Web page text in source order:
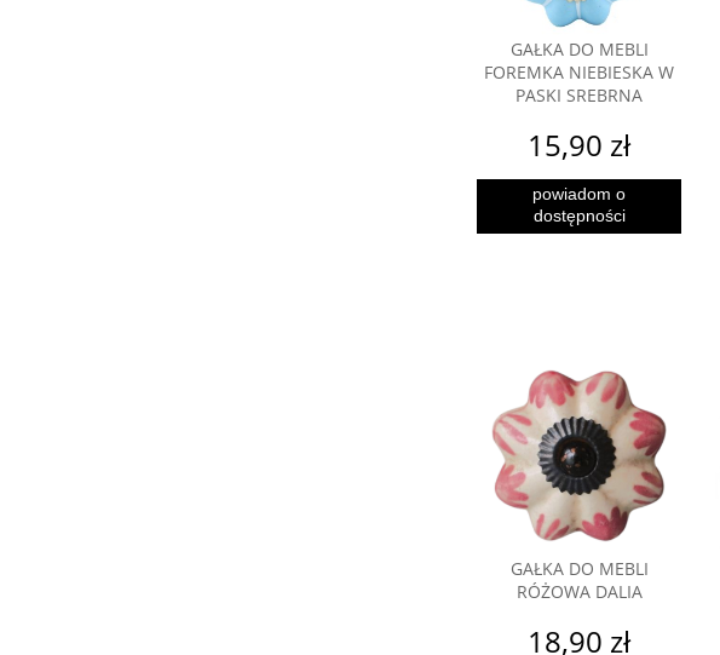
GAŁKA DO MEBLI
FOREMKA NIEBIESKA W
PASKI SREBRNA
15,90 zł
powiadom o
dostępności
GAŁKA DO MEBLI
RÓŻOWA DALIA
18,90 zł